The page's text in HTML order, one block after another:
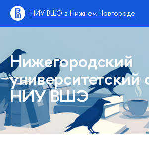
НИУ ВШЭ в Нижнем Новгороде
Нижегородский
университетский
НИУ ВШЭ